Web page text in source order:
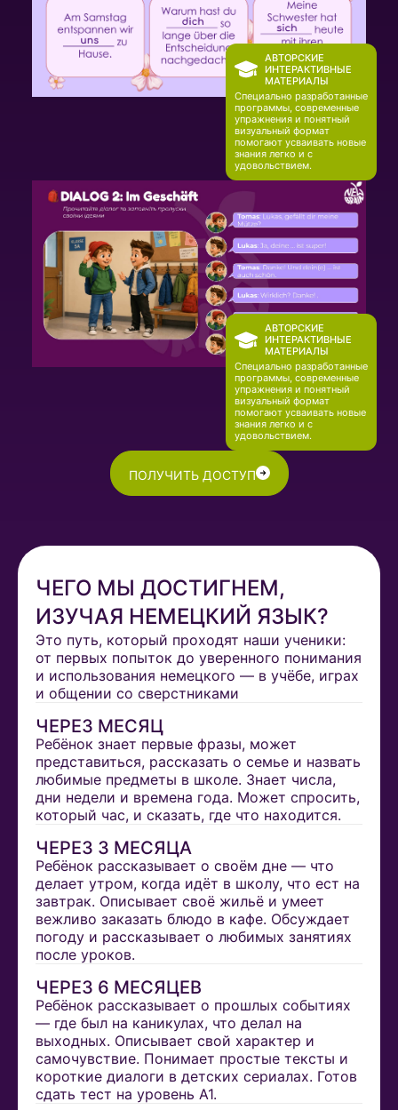
АВТОРСКИЕ
ИНТЕРАКТИВНЫЕ
МАТЕРИАЛЫ
Специально разработанные
программы, современные
упражнения и понятный
визуальный формат
помогают усваивать новые
знания легко и с
удовольствием.
АВТОРСКИЕ
ИНТЕРАКТИВНЫЕ
МАТЕРИАЛЫ
Специально разработанные
программы, современные
упражнения и понятный
визуальный формат
помогают усваивать новые
знания легко и с
удовольствием.
ПОЛУЧИТЬ ДОСТУП
ЧЕГО МЫ ДОСТИГНЕМ,
ИЗУЧАЯ НЕМЕЦКИЙ ЯЗЫК?
Это путь, который проходят наши ученики:
от первых попыток до уверенного понимания
и использования немецкого — в учёбе, играх
и общении со сверстниками
ЧЕРЕЗ МЕСЯЦ
Ребёнок знает первые фразы, может
представиться, рассказать о семье и назвать
любимые предметы в школе. Знает числа,
дни недели и времена года. Может спросить,
который час, и сказать, где что находится.
ЧЕРЕЗ 3 МЕСЯЦА
Ребёнок рассказывает о своём дне — что
делает утром, когда идёт в школу, что ест на
завтрак. Описывает своё жильё и умеет
вежливо заказать блюдо в кафе. Обсуждает
погоду и рассказывает о любимых занятиях
после уроков.
ЧЕРЕЗ 6 МЕСЯЦЕВ
Ребёнок рассказывает о прошлых событиях
— где был на каникулах, что делал на
выходных. Описывает свой характер и
самочувствие. Понимает простые тексты и
короткие диалоги в детских сериалах. Готов
сдать тест на уровень А1.